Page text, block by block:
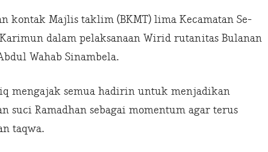
kontak Majlis taklim (BKMT) lima Kecamatan Se-
dalam pelaksanaan Wirid rutanitas Bulanan
Wahab Sinambela.
mengajak semua hadirin untuk menjadikan
suci Ramadhan sebagai momentum agar terus
taqwa.